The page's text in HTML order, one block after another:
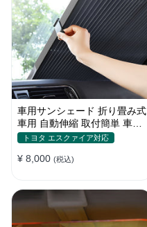
車用サンシェード 折り畳み式
車用 自動伸縮 取付簡単 車中
泊 紫外線UVカット 仮眠 断熱
トヨタ エスクァイア対応
¥ 8,000 (税込)